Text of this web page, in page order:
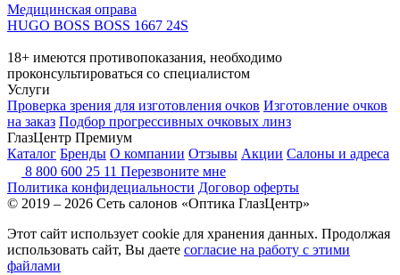
Медицинская оправа
HUGO BOSS BOSS 1667 24S
18+ имеются противопоказания, необходимо
проконсультироваться со специалистом
Услуги
Проверка зрения для изготовления очков Изготовление очков
на заказ Подбор прогрессивных очковых линз
ГлазЦентр Премиум
Каталог Бренды О компании Отзывы Акции Салоны и адреса
8 800 600 25 11 Перезвоните мне
Политика конфидециальности Договор оферты
© 2019 – 2026 Сеть салонов «Оптика ГлазЦентр»
Этот сайт использует cookie для хранения данных. Продолжая
использовать сайт, Вы даете согласие на работу с этими
файлами